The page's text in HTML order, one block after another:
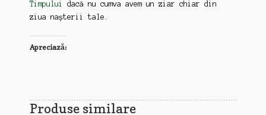
Timpului
dacă nu cumva avem un ziar chiar din
ziua nașterii tale.
Apreciază:
Produse similare